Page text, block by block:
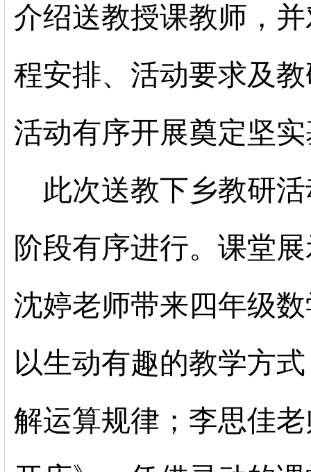
介绍送教授课教师，
程安排、活动要求及
活动有序开展奠定坚
此次送教下乡教研
阶段有序进行。课堂
沈婷老师带来四年级
以生动有趣的教学方
解运算规律；李思佳